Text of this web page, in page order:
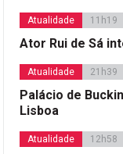
Atualidade 11h19
Ator Rui de Sá
Atualidade 21h39
Palácio de
Lisboa
Atualidade 12h58